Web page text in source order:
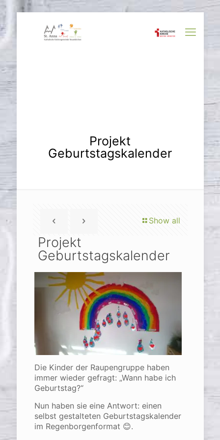
Projekt
Geburtstagskalender
Show all
Projekt
Geburtstagskalender
Die Kinder der Raupengruppe haben
immer wieder gefragt: „Wann habe ich
Geburtstag?“
Nun haben sie eine Antwort: einen
selbst gestalteten Geburtstagskalender
im Regenborgenformat 😊.